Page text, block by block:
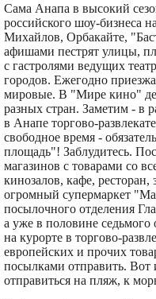
Сама Анапа в высокий
российского шоу-бизнеса
Михайлов, Орбакайте,
афишами пестрят улицы,
с гастролями ведущих
городов. Ежегодно
мировые. В "Мире кино"
разных стран. Заметим - в
в Анапе торгово-
свободное время -
площадь"! Заблудитесь.
магазинов с товарами со
кинозалов, кафе, ресторан,
огромный супермаркет
посылочного отделения
а уже в половине седьмого
на курорте в торгово-
европейских и прочих
посылками отправить. Вот
отправиться на пляж, к